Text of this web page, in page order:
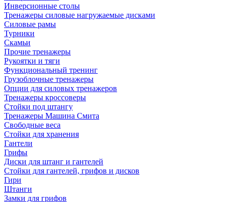
Инверсионные столы
Тренажеры силовые нагружаемые дисками
Силовые рамы
Турники
Скамьи
Прочие тренажеры
Рукоятки и тяги
Функциональный тренинг
Грузоблочные тренажеры
Опции для силовых тренажеров
Тренажеры кроссоверы
Стойки под штангу
Тренажеры Машина Смита
Свободные веса
Стойки для хранения
Гантели
Грифы
Диски для штанг и гантелей
Стойки для гантелей, грифов и дисков
Гири
Штанги
Замки для грифов